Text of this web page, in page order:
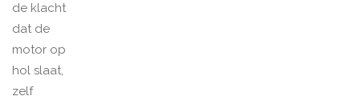
de klacht
dat de
motor op
hol slaat,
zelf